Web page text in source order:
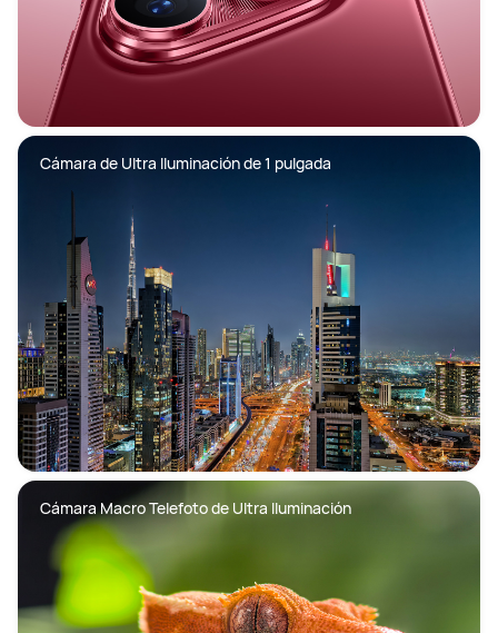
Cámara de Ultra Iluminación de 1 pulgada
Cámara Macro Telefoto de Ultra Iluminación